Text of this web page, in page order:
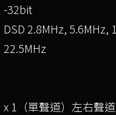
-32bit
DSD 2.8MHz, 5.6MHz,
22.5MHz
x 1（單聲道）左右聲